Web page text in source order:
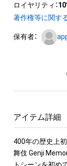
ロイヤリティ ：
著作権等に関す
保有者：
アイテム詳細
400年の歴史上
舞伎 Genji